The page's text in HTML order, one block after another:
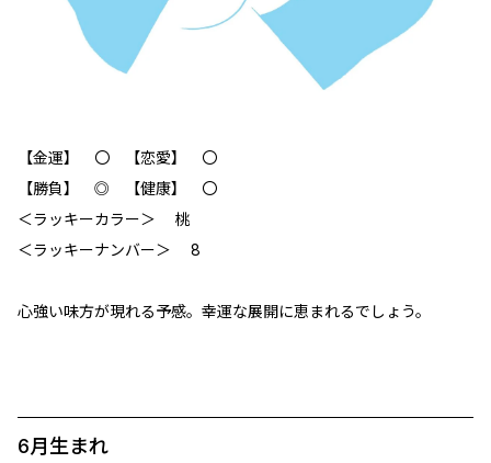
【金運】 〇 【恋愛】 〇
【勝負】 ◎ 【健康】 〇
＜ラッキーカラー＞ 桃
＜ラッキーナンバー＞ 8
心強い味方が現れる予感。幸運な展開に恵まれるでしょう。
6月生まれ